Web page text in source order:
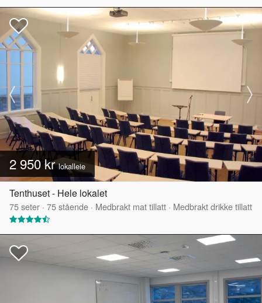
2 950 krlokalleie
Tenthuset - Hele lokalet
75seter · 75stående · Medbrakt mat tillatt · Medbrakt drikke tillatt